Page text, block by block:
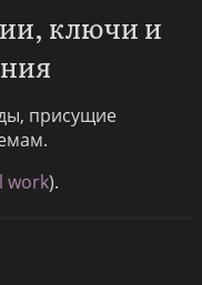
ключи и
присущие
work).